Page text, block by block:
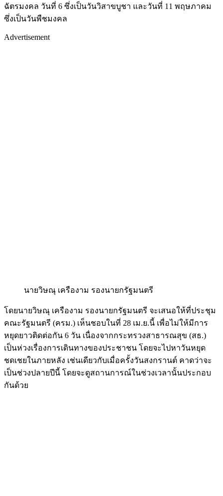
ฉัตรมงคล วันที่ 6 ซึ่งเป็นวันวิสาขบูชา และวันที่ 11 พฤษภาคม
ซึ่งเป็นวันพืชมงคล
Advertisement
นายวิษณุ เครืองาม รองนายกรัฐมนตรี
โดยนายวิษณุ เครืองาม รองนายกรัฐมนตรี จะเสนอให้ที่ประชุม
คณะรัฐมนตรี (ครม.) เห็นชอบในที่ 28 เม.ย.นี้ เพื่อไม่ให้มีการ
หยุดยาวติดต่อกัน 6 วัน เนื่องจากกระทรวงสาธารณสุข (สธ.)
เป็นห่วงเรื่องการเดินทางของประชาชน โดยจะไปหาวันหยุด
ชดเชยในภายหลัง เช่นเดียวกับเมื่อครั้งวันสงกรานต์ คาดว่าจะ
เป็นช่วงปลายปีนี้ โดยจะดูสถานการณ์ในช่วงเวลานั้นประกอบ
กันด้วย